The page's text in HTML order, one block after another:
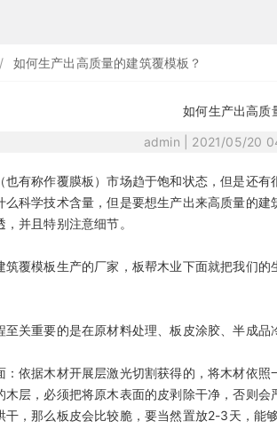
/ 如何生产出高质量的建筑覆模板？
如何生产出高质
admin | 2021/05/20
也有称作覆膜板）市场趋于饱和状态，但是还
么科学技术含量，但是要想生产出来高质量的
并且特别注意细节。
筑覆模板生产的厂家，板帮木业下面就把我们
至关重要的是在原材料处理、板皮涂胶、半成
：依据木材开展层激光切割获得的，将木材依
木层，必须把将原木表面的皮剥除干净，否则
干，那么板皮会比较脆，要当然置放2-3天，能